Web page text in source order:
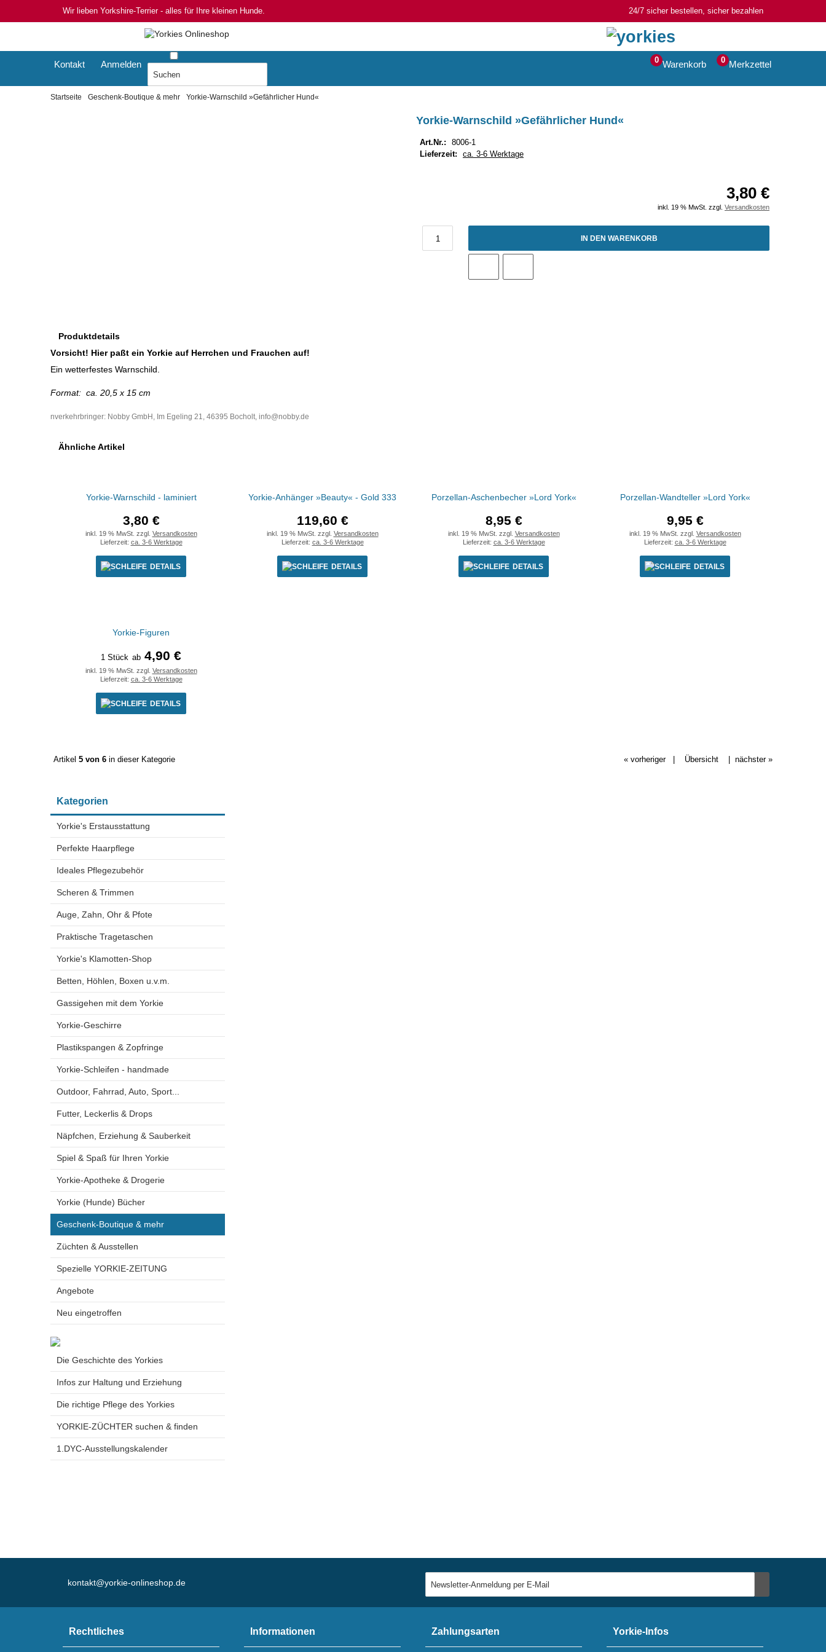
Wir lieben Yorkshire-Terrier - alles für Ihre kleinen Hunde. 24/7 sicher bestellen, sicher bezahlen
Kontakt Anmelden 0 Merkzettel
0 Warenkorb
Startseite Geschenk-Boutique & mehr Yorkie-Warnschild »Gefährlicher Hund«
Yorkie-Warnschild »Gefährlicher Hund«
Art.Nr.:
8006-1
Lieferzeit:
ca. 3-6 Werktage
3,80 €
inkl. 19 % MwSt. zzgl. Versandkosten
IN DEN WARENKORB
Produktdetails
Vorsicht! Hier paßt ein Yorkie auf Herrchen und Frauchen auf!
Ein wetterfestes Warnschild.
Format: ca. 20,5 x 15 cm
nverkehrbringer: Nobby GmbH , Im Egeling 21, 46395 Bocholt, info@nobby.de
Ähnliche Artikel
Yorkie-Warnschild - laminiert
3,80 €
inkl. 19 % MwSt. zzgl. Versandkosten
Lieferzeit: ca. 3-6 Werktage
DETAILS
Yorkie-Anhänger »Beauty« - Gold 333
119,60 €
inkl. 19 % MwSt. zzgl. Versandkosten
Lieferzeit: ca. 3-6 Werktage
DETAILS
Porzellan-Aschenbecher »Lord York«
8,95 €
inkl. 19 % MwSt. zzgl. Versandkosten
Lieferzeit: ca. 3-6 Werktage
DETAILS
Porzellan-Wandteller »Lord York«
9,95 €
inkl. 19 % MwSt. zzgl. Versandkosten
Lieferzeit: ca. 3-6 Werktage
DETAILS
Yorkie-Figuren
1 Stück ab 4,90 €
inkl. 19 % MwSt. zzgl. Versandkosten
Lieferzeit: ca. 3-6 Werktage
DETAILS
Artikel 5 von 6 in dieser Kategorie « vorheriger| Übersicht nächster »
Kategorien
Yorkie's Erstausstattung
Perfekte Haarpflege
Ideales Pflegezubehör
Scheren & Trimmen
Auge, Zahn, Ohr & Pfote
Praktische Tragetaschen
Yorkie's Klamotten-Shop
Betten, Höhlen, Boxen u.v.m.
Gassigehen mit dem Yorkie
Yorkie-Geschirre
Plastikspangen & Zopfringe
Yorkie-Schleifen - handmade
Outdoor, Fahrrad, Auto, Sport...
Futter, Leckerlis & Drops
Näpfchen, Erziehung & Sauberkeit
Spiel & Spaß für Ihren Yorkie
Yorkie-Apotheke & Drogerie
Yorkie (Hunde) Bücher
Geschenk-Boutique & mehr
Züchten & Ausstellen
Spezielle YORKIE-ZEITUNG
Angebote
Neu eingetroffen
Die Geschichte des Yorkies
Infos zur Haltung und Erziehung
Die richtige Pflege des Yorkies
YORKIE-ZÜCHTER suchen & finden
1.DYC-Ausstellungskalender
kontakt@yorkie-onlineshop.de
Rechtliches Informationen Zahlungsarten Yorkie-Infos